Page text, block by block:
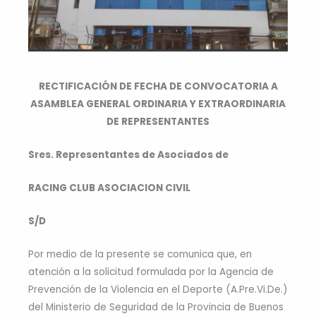
RECTIFICACIÓN DE FECHA DE CONVOCATORIA A
ASAMBLEA GENERAL ORDINARIA Y EXTRAORDINARIA
DE REPRESENTANTES
Sres. Representantes de Asociados de
RACING CLUB ASOCIACION CIVIL
S/D
Por medio de la presente se comunica que, en
atención a la solicitud formulada por la Agencia de
Prevención de la Violencia en el Deporte (A.Pre.Vi.De.)
del Ministerio de Seguridad de la Provincia de Buenos